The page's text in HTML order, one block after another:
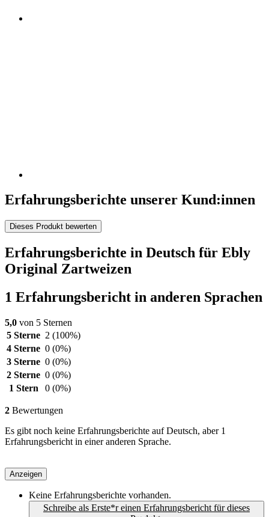
Erfahrungsberichte unserer Kund:innen
Dieses Produkt bewerten
Erfahrungsberichte in Deutsch für Ebly
Original Zartweizen
1 Erfahrungsbericht in anderen Sprachen
5,0 von 5 Sternen
5 Sterne 2 (100%)
4 Sterne 0 (0%)
3 Sterne 0 (0%)
2 Sterne 0 (0%)
1 Stern
0 (0%)
2 Bewertungen
Es gibt noch keine Erfahrungsberichte auf Deutsch, aber 1
Erfahrungsbericht in einer anderen Sprache.
Anzeigen
Keine Erfahrungsberichte vorhanden.
Schreibe als Erste*r einen Erfahrungsbericht für dieses